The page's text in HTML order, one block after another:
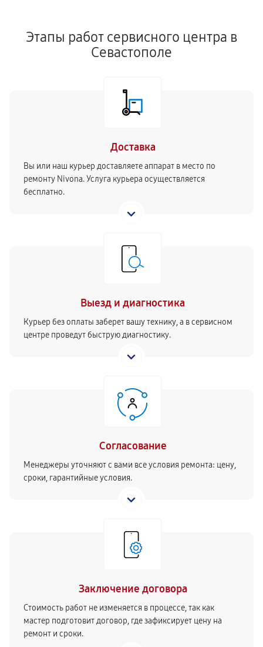
Этапы работ сервисного центра в
Севастополе
Доставка
Вы или наш курьер доставляете аппарат в место по
ремонту Nivona. Услуга курьера осуществляется
бесплатно.
Выезд и диагностика
Курьер без оплаты заберет вашу технику, а в сервисном
центре проведут быструю диагностику.
Согласование
Менеджеры уточняют с вами все условия ремонта: цену,
сроки, гарантийные условия.
Заключение договора
Стоимость работ не изменяется в процессе, так как
мастер подготовит договор, где зафиксирует цену на
ремонт и сроки.